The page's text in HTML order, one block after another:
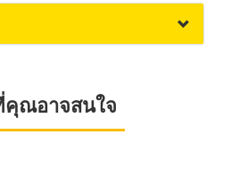
คุณอาจสนใจ